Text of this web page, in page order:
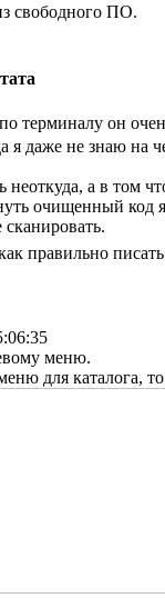
свободного ПО.
терминалу он
я даже не знаю на
а в том
очищенный
правильно
меню.
для каталога,